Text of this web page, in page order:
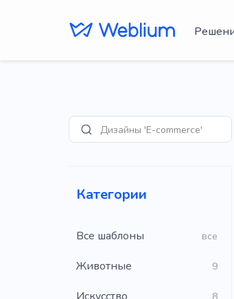
Поиск
М
Категории
Все шаблоны все
Животные 9
8